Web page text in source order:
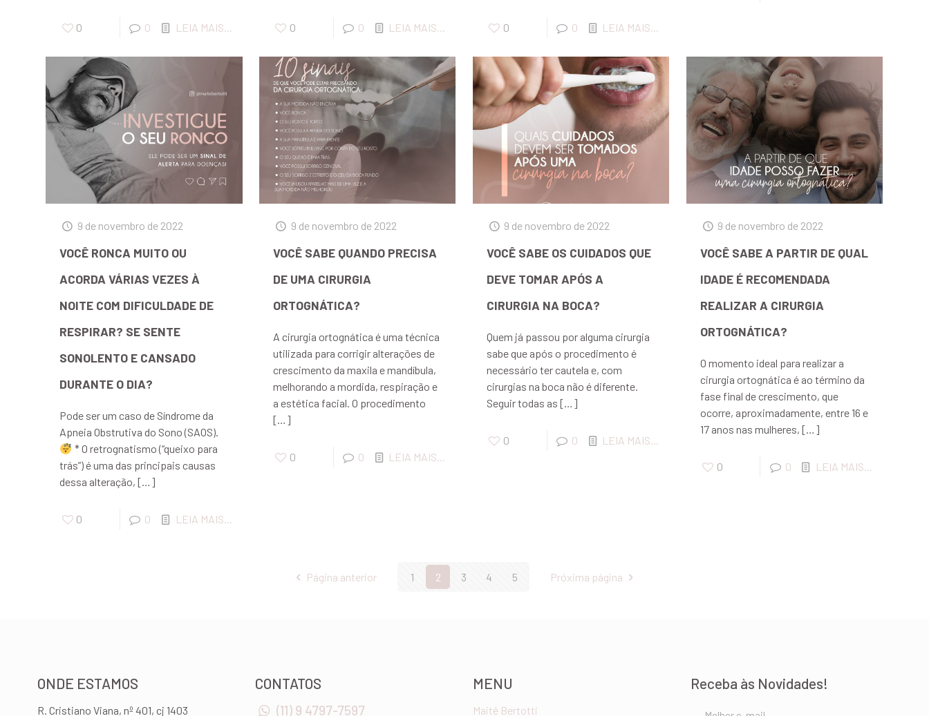
0 0 LEIA MAIS... 0 0 LEIA MAIS... 0 0 LEIA MAIS...
9 de novembro de 2022
VOCÊ RONCA MUITO OU
ACORDA VÁRIAS VEZES À
NOITE COM DIFICULDADE DE
RESPIRAR? SE SENTE
SONOLENTO E CANSADO
DURANTE O DIA?
Pode ser um caso de Síndrome da
Apneia Obstrutiva do Sono (SAOS).
* O retrognatismo (“queixo para
trás”) é uma das principais causas
dessa alteração, […]
0 0 LEIA MAIS...
9 de novembro de 2022
VOCÊ SABE QUANDO PRECISA
DE UMA CIRURGIA
ORTOGNÁTICA?
A cirurgia ortognática é uma técnica
utilizada para corrigir alterações de
crescimento da maxila e mandíbula,
melhorando a mordida, respiração e
a estética facial. O procedimento
[…]
0 0 LEIA MAIS...
9 de novembro de 2022
VOCÊ SABE OS CUIDADOS QUE
DEVE TOMAR APÓS A
CIRURGIA NA BOCA?
Quem já passou por alguma cirurgia
sabe que após o procedimento é
necessário ter cautela e, com
cirurgias na boca não é diferente.
Seguir todas as […]
0 0 LEIA MAIS...
9 de novembro de 2022
VOCÊ SABE A PARTIR DE QUAL
IDADE É RECOMENDADA
REALIZAR A CIRURGIA
ORTOGNÁTICA?
O momento ideal para realizar a
cirurgia ortognática é ao término da
fase final de crescimento, que
ocorre, aproximadamente, entre 16 e
17 anos nas mulheres, […]
0 0 LEIA MAIS...
Página anterior 1 2 3 4 5 Próxima página
ONDE ESTAMOS
R. Cristiano Viana, nº 401, cj 1403
CONTATOS
(11) 9 4797-7597
MENU
Maitê Bertotti
Receba às Novidades!